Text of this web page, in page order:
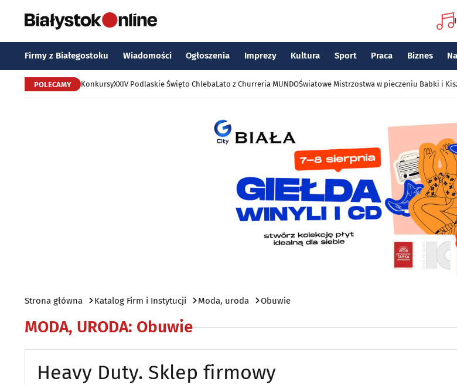
Firmy z Białegostoku Wiadomości Ogłoszenia Imprezy Kultura Sport Praca Biznes
POLECAMY KonkursyXXIV Podlaskie Święto ChlebaLato z Churreria MUNDOŚwiatowe Mistrzostwa w pieczeniu Babki i
Strona główna Katalog Firm i Instytucji Moda, uroda Obuwie
MODA, URODA: Obuwie
Heavy Duty. Sklep firmowy